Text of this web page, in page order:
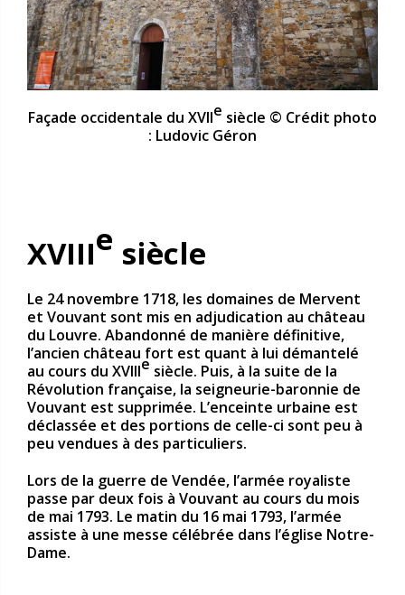
Façade occidentale du XVIIe siècle © Crédit photo
: Ludovic Géron
XVIIIe siècle
Le 24 novembre 1718, les domaines de Mervent
et Vouvant sont mis en adjudication au château
du Louvre. Abandonné de manière définitive,
l’ancien château fort est quant à lui démantelé
au cours du XVIIIe siècle. Puis, à la suite de la
Révolution française, la seigneurie-baronnie de
Vouvant est supprimée. L’enceinte urbaine est
déclassée et des portions de celle-ci sont peu à
peu vendues à des particuliers.
Lors de la guerre de Vendée, l’armée royaliste
passe par deux fois à Vouvant au cours du mois
de mai 1793. Le matin du 16 mai 1793, l’armée
assiste à une messe célébrée dans l’église Notre-
Dame.